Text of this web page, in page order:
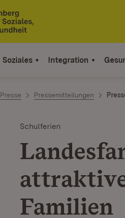
Soziales Integration
Presse Pressemitteilungen
Schulferien
Familien